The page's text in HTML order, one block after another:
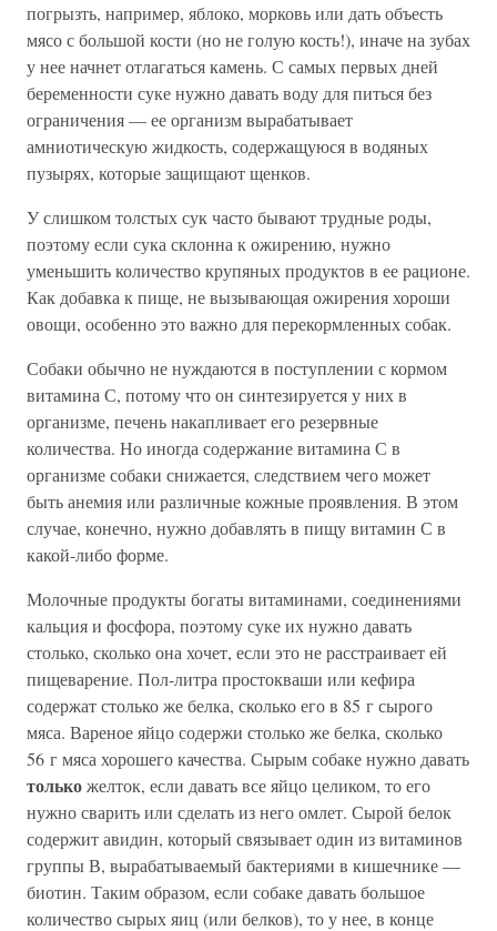
погрызть, например, яблоко, морковь или дать объесть
мясо с большой кости (но не голую кость!), иначе на зубах
у нее начнет отлагаться камень. С самых первых дней
беременности суке нужно давать воду для питься без
ограничения — ее организм вырабатывает
амниотическую жидкость, содержащуюся в водяных
пузырях, которые защищают щенков.
У слишком толстых сук часто бывают трудные роды,
поэтому если сука склонна к ожирению, нужно
уменьшить количество крупяных продуктов в ее рационе.
Как добавка к пище, не вызывающая ожирения хороши
овощи, особенно это важно для перекормленных собак.
Собаки обычно не нуждаются в поступлении с кормом
витамина С, потому что он синтезируется у них в
организме, печень накапливает его резервные
количества. Но иногда содержание витамина С в
организме собаки снижается, следствием чего может
быть анемия или различные кожные проявления. В этом
случае, конечно, нужно добавлять в пищу витамин С в
какой-либо форме.
Молочные продукты богаты витаминами, соединениями
кальция и фосфора, поэтому суке их нужно давать
столько, сколько она хочет, если это не расстраивает ей
пищеварение. Пол-литра простокваши или кефира
содержат столько же белка, сколько его в 85 г сырого
мяса. Вареное яйцо содержи столько же белка, сколько
56 г мяса хорошего качества. Сырым собаке нужно давать
толькожелток, если давать все яйцо целиком, то его
нужно сварить или сделать из него омлет. Сырой белок
содержит авидин, который связывает один из витаминов
группы В, вырабатываемый бактериями в кишечнике —
биотин. Таким образом, если собаке давать большое
количество сырых яиц (или белков), то у нее, в конце